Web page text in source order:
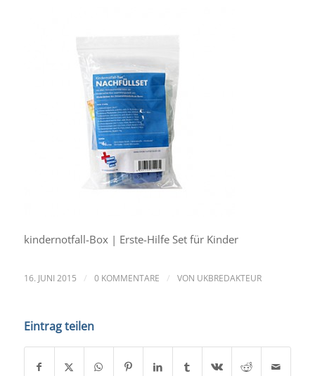
kindernotfall-Box | Erste-Hilfe Set für Kinder
16. JUNI 2015 / 0 KOMMENTARE / VON UKBREDAKTEUR
Eintrag teilen